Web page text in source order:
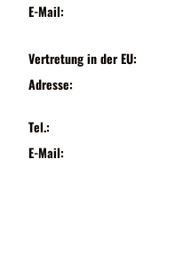
E-Mail:
Vertretung in der EU:
Adresse:
Tel.:
E-Mail: